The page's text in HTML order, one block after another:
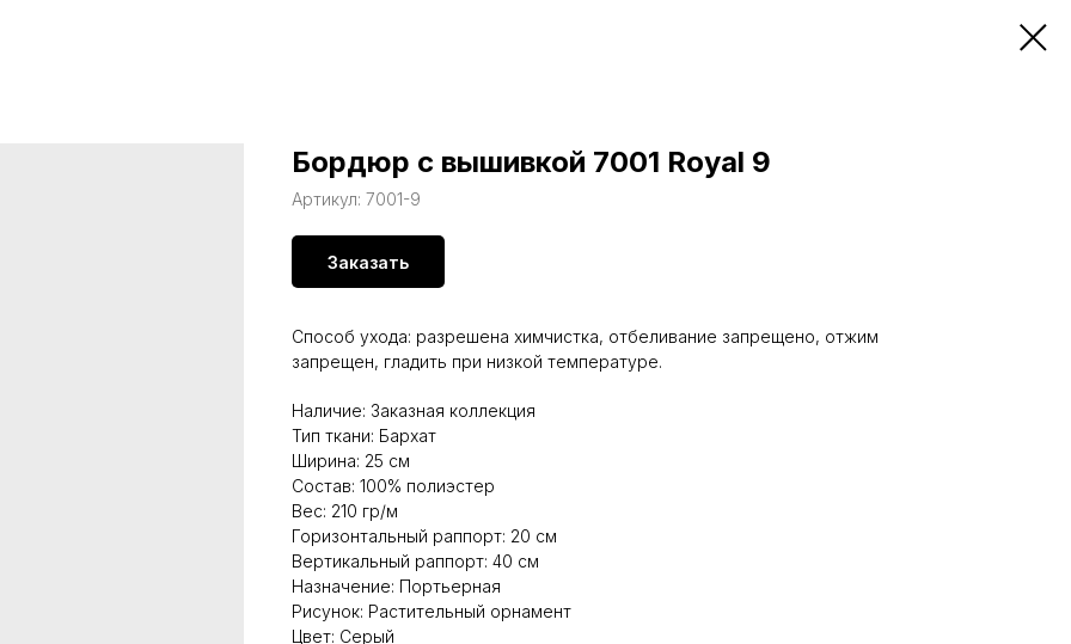
Бордюр с вышивкой 7001 Royal 9
Артикул: 7001-9
Заказать
Способ ухода: разрешена химчистка, отбеливание запрещено, отжим
запрещен, гладить при низкой температуре.
Наличие: Заказная коллекция
Тип ткани: Бархат
Ширина: 25 см
Состав: 100% полиэстер
Вес: 210 гр/м
Горизонтальный раппорт: 20 см
Вертикальный раппорт: 40 см
Назначение: Портьерная
Рисунок: Растительный орнамент
Цвет: Серый